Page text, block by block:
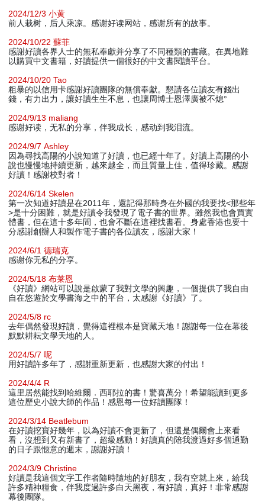
2024/12/3 小黄
前人栽树，后人乘凉。感谢好读网站，感谢所有的故事。
2024/10/22 蘇菲
感謝好讀各界人士的無私奉獻并分享了不同種類的書藏。在異地難
以購買中文書籍，好讀提供一個很好的中文書閱讀平台。
2024/10/20 Tao
粗暴的以信用卡感謝好讀團隊的無償奉獻。懇請各位讀友有錢出
錢，有力出力，讓好讀生生不息，也讓周博士恩澤廣被不熄°
2024/9/13 maliang
感谢好读，无私的分享，伴我成长，感动到我泪流。
2024/9/7 Ashley
因為尋找高陽的小說知道了好讀，也已經十年了。好讀上高陽的小
說也慢慢地持續更新，越來越全，而且質量上佳，值得珍藏。感謝
好讀！感謝校對者！
2024/6/14 Skelen
第一次知道好讀是在2011年，還記得那時身在外國的我要找<那些年
>是十分困難，就是好讀令我發現了電子書的世界。雖然我也會買實
體書，但在這十多年間，也會不斷在這裡找書看。身處香港也要十
分感謝創辦人和製作電子書的各位讀友，感謝大家！
2024/6/1 德瑞克
感谢你无私的分享。
2024/5/18 布莱恩
《好讀》網站可以說是啟蒙了我對文學的興趣，一個提供了我自由
自在悠遊於文學書海之中的平台，太感謝《好讀》了。
2024/5/8 rc
去年偶然發現好讀，覺得這裡根本是寶藏天地！謝謝每一位在幕後
默默耕耘文學天地的人。
2024/5/7 呢
用好讀許多年了，感謝重新更新，也感謝大家的付出！
2024/4/4 R
這里居然能找到哈維爾．西耶拉的書！驚喜萬分！希望能讀到更多
這位歷史小說大師的作品！感恩每一位好讀團隊！
2024/3/14 Beatlebum
在好讀挖寶好幾年，以為好讀不會更新了，但還是偶爾會上來看
看，沒想到又有新書了，超級感動！好讀真的陪我渡過好多個通勤
的日子跟愜意的週末，謝謝好讀！
2024/3/9 Christine
好讀是我這個文字工作者隨時隨地的好朋友，我有空就上來，給我
許多精神糧食，伴我度過許多白天黑夜，有好讀，真好！非常感謝
幕後團隊。